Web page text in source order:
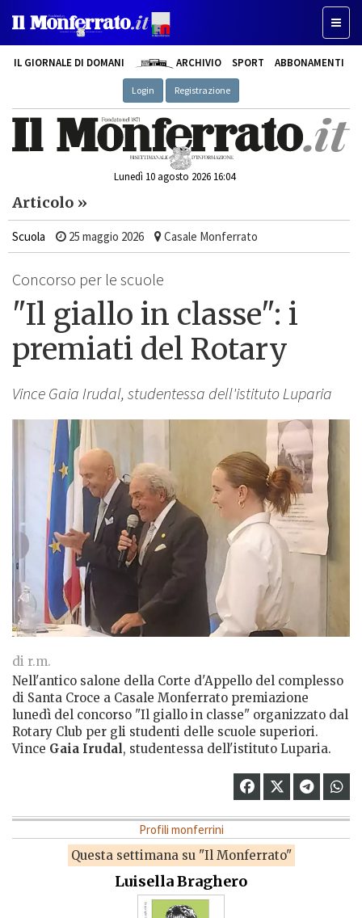
IL GIORNALE DI DOMANI ARCHIVIO SPORT ABBONAMENTI
Login Registrazione
Lunedì 10 agosto 2026 16:04
Articolo »
Scuola 25 maggio 2026 Casale Monferrato
Concorso per le scuole
"Il giallo in classe": i
premiati del Rotary
Vince Gaia Irudal, studentessa dell'istituto Luparia
di r.m.
Nell'antico salone della Corte d'Appello del complesso
di Santa Croce a Casale Monferrato premiazione
lunedì del concorso "Il giallo in classe" organizzato dal
Rotary Club per gli studenti delle scuole superiori.
Vince Gaia Irudal, studentessa dell'istituto Luparia.
Profili monferrini
Questa settimana su "Il Monferrato"
Luisella Braghero